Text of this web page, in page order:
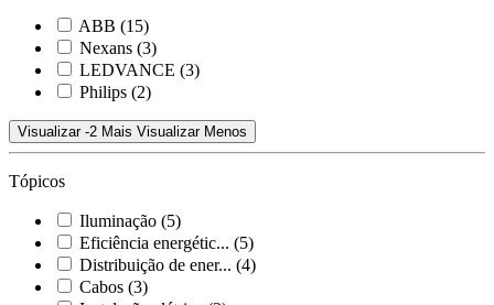
ABB (15)
Nexans (3)
LEDVANCE (3)
Philips (2)
Visualizar -2 Mais Visualizar Menos
Tópicos
Iluminação (5)
Eficiência energétic... (5)
Distribuição de ener... (4)
Cabos (3)